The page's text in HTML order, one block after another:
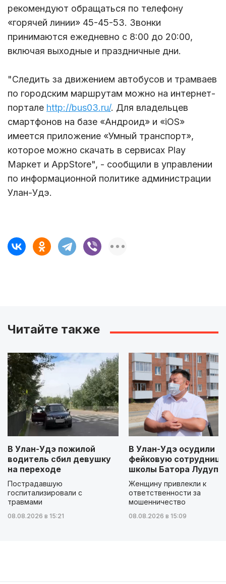
рекомендуют обращаться по телефону
«горячей линии» 45-45-53. Звонки
принимаются ежедневно с 8:00 до 20:00,
включая выходные и праздничные дни.
"Следить за движением автобусов и трамваев
по городским маршрутам можно на интернет-
портале http://bus03.ru/. Для владельцев
смартфонов на базе «Андроид» и «iOS»
имеется приложение «Умный транспорт»,
которое можно скачать в сервисах Play
Маркет и AppStore", - сообщили в управлении
по информационной политике администрации
Улан-Удэ.
Читайте также
В Улан-Удэ пожилой
водитель сбил девушку
на переходе
Пострадавшую
госпитализировали с
травмами
08.08.2026 в 15:21
В Улан-Удэ осудили
фейковую сотрудницу
школы Батора
Женщину привлекли к
ответственности за
мошенничество
08.08.2026 в 15:09